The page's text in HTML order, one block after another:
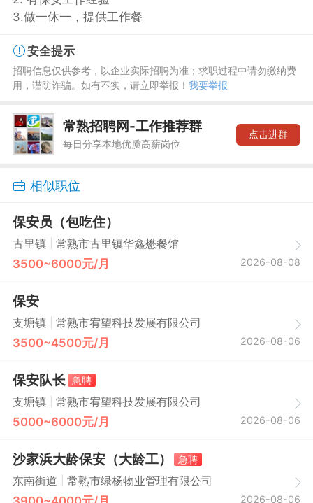
3.做一休一，提供工作餐
安全提示
招聘信息仅供参考，以企业实际招聘为准；求职过程中请勿缴纳费
用，谨防诈骗。如有不实，请立即举报！ 我要举报
常熟招聘网-工作推荐群
每日分享本地优质高薪岗位
点击进群
相似职位
保安员（包吃住）
古里镇 常熟市古里镇华鑫懋餐馆
3500~6000元/月 2026-08-08
保安
支塘镇 常熟市宥望科技发展有限公司
3500~4500元/月 2026-08-06
保安队长 急聘
支塘镇
常熟市宥望科技发展有限公司
5000~6000元/月 2026-08-06
沙家浜大龄保安（大龄工）
急聘
东南街道
常熟市绿杨物业管理有限公司
2026-08-06